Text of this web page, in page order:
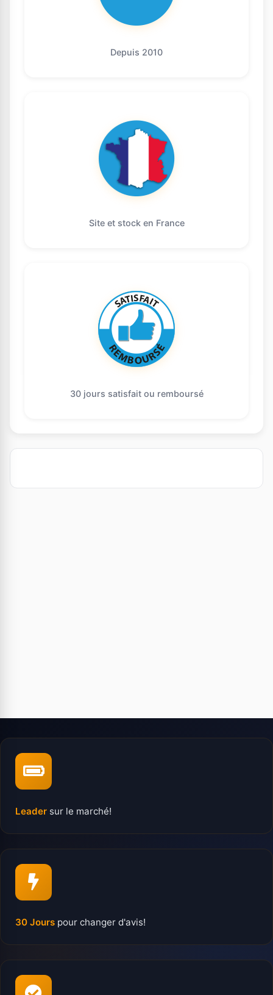
Depuis 2010
Site et stock en France
30 jours satisfait ou remboursé
Leader sur le marché!
30 Jours pour changer d'avis!